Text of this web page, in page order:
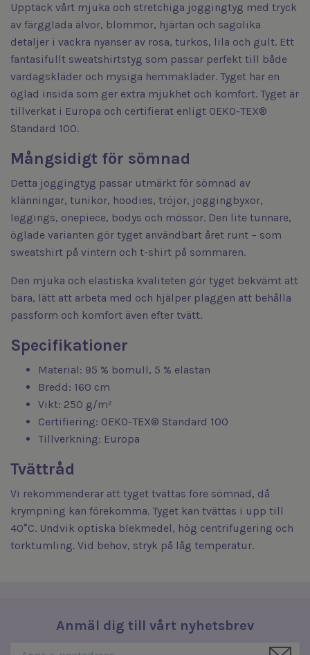
Upptäck vårt mjuka och stretchiga joggingtyg med tryck
av färgglada älvor, blommor, hjärtan och sagolika
detaljer i vackra nyanser av rosa, turkos, lila och gult. Ett
fantasifullt sweatshirtstyg som passar perfekt till både
vardagskläder och mysiga hemmakläder. Tyget har en
öglad insida som ger extra mjukhet och komfort. Tyget är
tillverkat i Europa och certifierat enligt OEKO-TEX®
Standard 100.
Mångsidigt för sömnad
Detta joggingtyg passar utmärkt för sömnad av
klänningar, tunikor, hoodies, tröjor, joggingbyxor,
leggings, onepiece, bodys och mössor. Den lite tunnare,
öglade varianten gör tyget användbart året runt – som
sweatshirt på vintern och t-shirt på sommaren.
Den mjuka och elastiska kvaliteten gör tyget bekvämt att
bära, lätt att arbeta med och hjälper plaggen att behålla
passform och komfort även efter tvätt.
Specifikationer
Material: 95 % bomull, 5 % elastan
Bredd: 160 cm
Vikt: 250 g/m²
Certifiering: OEKO-TEX® Standard 100
Tillverkning: Europa
Tvättråd
Vi rekommenderar att tyget tvättas före sömnad, då
krympning kan förekomma. Tyget kan tvättas i upp till
40°C. Undvik optiska blekmedel, hög centrifugering och
torktumling. Vid behov, stryk på låg temperatur.
Anmäl dig till vårt nyhetsbrev